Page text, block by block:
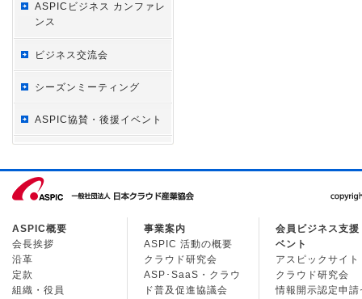
ASPICビジネス カンファレ
ンス
ビジネス交流会
シーズンミーティング
ASPIC協賛・後援イベント
ASPIC概要
会長挨拶
沿革
定款
組織・役員
事業案内
ASPIC 活動の概要
クラウド研究会
ASP･SaaS・クラウ
ド普及促進協議会
会員ビジネス支援
ベント
アスピックサイト
クラウド研究会
情報開示認定申請